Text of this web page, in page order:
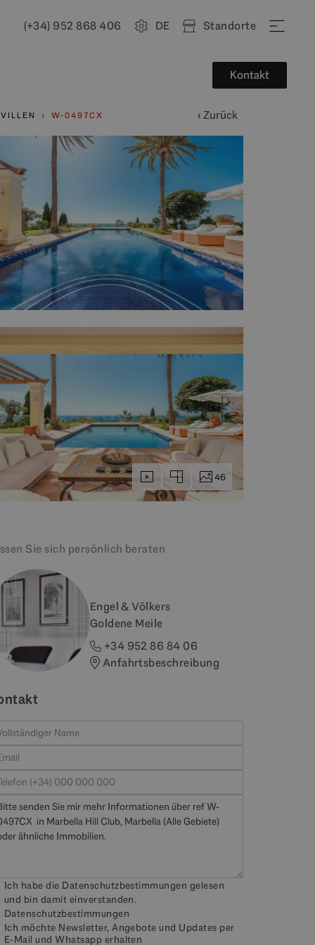
(+34) 952 868 406 DE Standorte
Kontakt
VILLEN W-0497CX ‹ Zurück
46
Sie sich persönlich beraten
Engel & Völkers
Goldene Meile
+34 952 86 84 06
Anfahrtsbeschreibung
Ich habe die Datenschutzbestimmungen gelesen
und bin damit einverstanden.
Datenschutzbestimmungen
Ich möchte Newsletter, Angebote und Updates per
E-Mail und Whatsapp erhalten